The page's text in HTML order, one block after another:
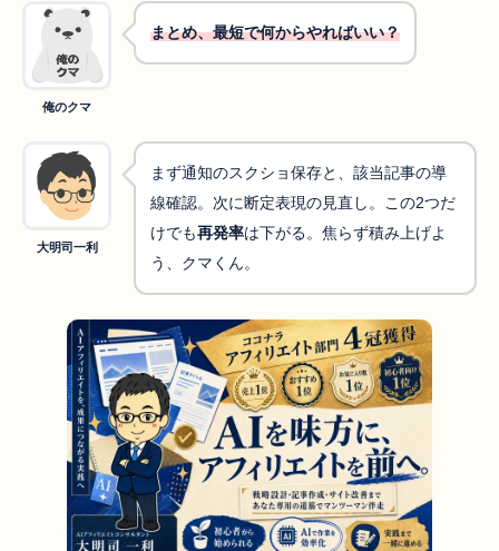
俺のクマ
まとめ、最短で何からやればいい？
大明司一利
まず通知のスクショ保存と、該当記事の導
線確認。次に断定表現の見直し。この2つだ
けでも再発率は下がる。焦らず積み上げよ
う、クマくん。